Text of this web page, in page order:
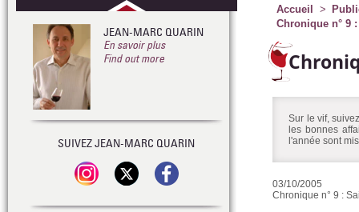
Accueil
Chronique n° 9
Sur le vif,
les bonnes
l'année sont
03/10/2005
Chronique n° 9 :
JEAN-MARC QUARIN
En savoir plus
Find out more
SUIVEZ JEAN-MARC QUARIN